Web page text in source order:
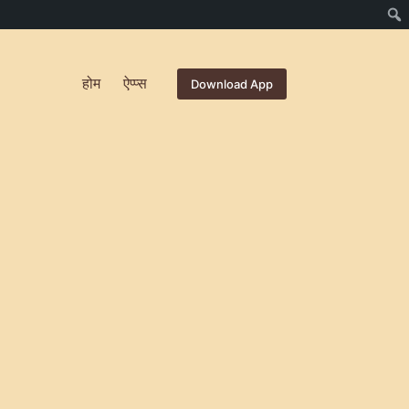
होम ऐप्प्स Download App